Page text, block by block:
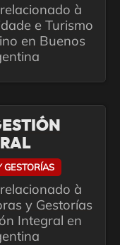
à
e Turismo
en Buenos
GESTORÍAS
à
y Gestorías
Integral en